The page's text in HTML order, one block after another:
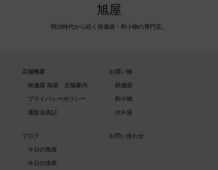
旭屋
明治時代から続く祝儀袋・和小物の専門店。
店舗概要
祝儀袋 旭屋 店舗案内
プライバシーポリシー
通販法表記
お買い物
祝儀袋
和小物
ポチ袋
ブログ
今日の旭屋
今日の浅草
お問い合わせ